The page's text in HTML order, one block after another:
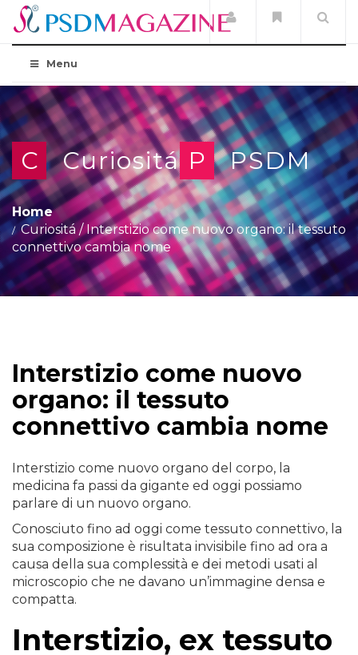
Menu
C Curiositá P PSDM
Home
Curiositá /Interstizio come nuovo organo: il tessuto
connettivo cambia nome
Interstizio come nuovo
organo: il tessuto
connettivo cambia nome
Interstizio come nuovo organo del corpo, la
medicina fa passi da gigante ed oggi possiamo
parlare di un nuovo organo.
Conosciuto fino ad oggi come tessuto connettivo, la
sua composizione è risultata invisibile fino ad ora a
causa della sua complessità e dei metodi usati al
microscopio che ne davano un’immagine densa e
compatta.
Interstizio, ex tessuto